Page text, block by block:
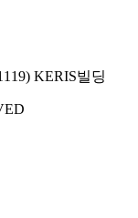
KERIS빌딩